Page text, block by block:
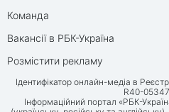
Команда
Вакансії в РБК-Україна
Розмістити рекламу
Ідентифікатор онлайн-медіа в
R40-05347
Інформаційний портал «РБК-